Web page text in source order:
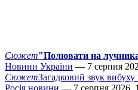
Сюжет"Полювати на
Новини України — 7 серпня
СюжетЗагадковий звук
Росія новини — 7 серпня 2026,